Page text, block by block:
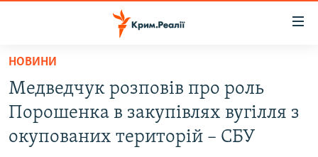
Перейти
основного
матеріалу
Перейти
до
ВОДА.КРИМ
ВІДЕО ТА ФОТО
НОВИНИ
Медведчук розповів про роль
Порошенка в закупівлях вугілля з
окупованих територій – СБУ